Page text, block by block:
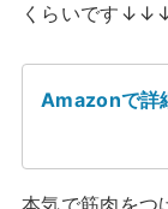
くらいです
Amazonで詳